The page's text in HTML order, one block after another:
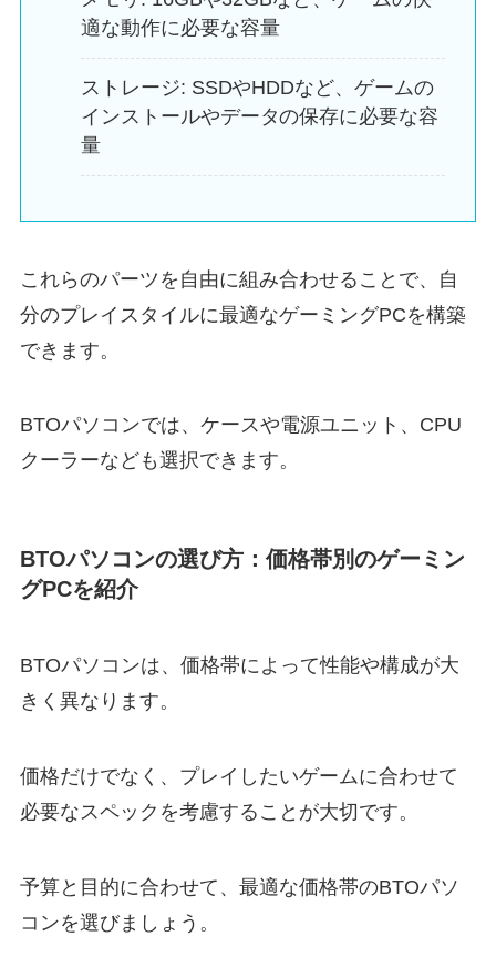
適な動作に必要な容量
ストレージ: SSDやHDDなど、ゲームの
インストールやデータの保存に必要な容
量
これらのパーツを自由に組み合わせることで、自
分のプレイスタイルに最適なゲーミングPCを構築
できます。
BTOパソコンでは、ケースや電源ユニット、CPU
クーラーなども選択できます。
BTOパソコンの選び方：価格帯別のゲーミン
グPCを紹介
BTOパソコンは、価格帯によって性能や構成が大
きく異なります。
価格だけでなく、プレイしたいゲームに合わせて
必要なスペックを考慮することが大切です。
予算と目的に合わせて、最適な価格帯のBTOパソ
コンを選びましょう。